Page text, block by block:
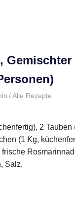
Gemischter
Alle Rezepte
2 Tauben
(1 Kg,
Salz,